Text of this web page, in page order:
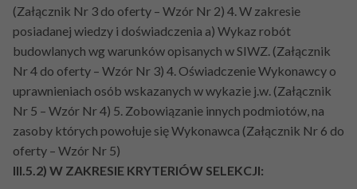
(Załącznik Nr 3 do oferty – Wzór Nr 2) 4. W zakresie
posiadanej wiedzy i doświadczenia a) Wykaz robót
budowlanych wg warunków opisanych w SIWZ. (Załącznik
Nr 4 do oferty – Wzór Nr 3) 4. Oświadczenie Wykonawcy o
uprawnieniach osób wskazanych w wykazie j.w. (Załącznik
Nr 5 – Wzór Nr 4) 5. Zobowiązanie innych podmiotów, na
zasoby których powołuje się Wykonawca (Załącznik Nr 6 do
oferty – Wzór Nr 5)
III.5.2) W ZAKRESIE KRYTERIÓW SELEKCJI: